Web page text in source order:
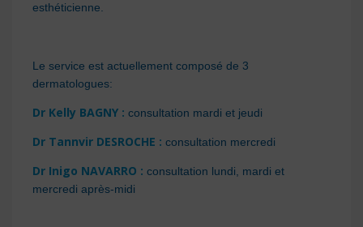
esthéticienne.
Le service est actuellement composé de 3
dermatologues:
Dr Kelly BAGNY : consultation mardi et jeudi
Dr Tannvir DESROCHE : consultation mercredi
Dr Inigo NAVARRO : consultation lundi, mardi et
mercredi après-midi